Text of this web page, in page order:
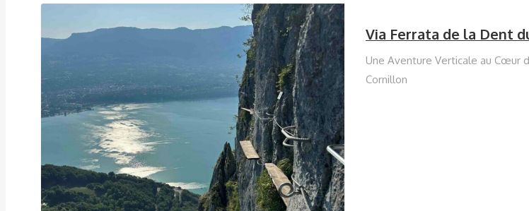
Via Ferrata de la Dent
Une Aventure Verticale au Cœur
Cornillon